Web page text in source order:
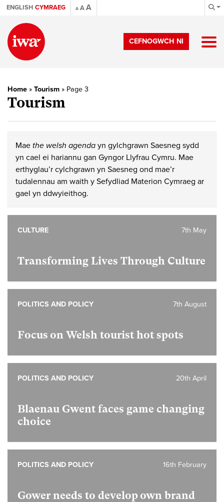
ENGLISH CYMRAEG A AA
CEFNOGWCH NI
Home » Tourism » Page 3
Tourism
Mae the welsh agenda yn gylchgrawn Saesneg sydd
yn cael ei hariannu gan Gyngor Llyfrau Cymru. Mae
erthyglau’r cylchgrawn yn Saesneg ond mae’r
tudalennau am waith y Sefydliad Materion Cymraeg ar
gael yn ddwyieithog.
Transforming Lives Through Culture
7th May
CULTURE
Focus on Welsh tourist hot spots
7th August
POLITICS AND POLICY
Blaenau Gwent faces game changing
choice
20th April
POLITICS AND POLICY
Gower needs to develop own brand
16th February
POLITICS AND POLICY